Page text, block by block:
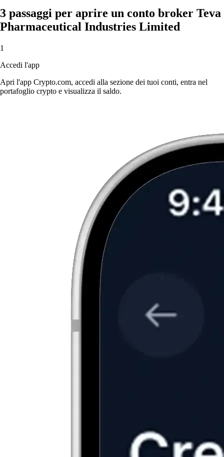
3 passaggi per aprire un conto broker Teva
Pharmaceutical Industries Limited
1
Accedi l'app
Apri l'app Crypto.com, accedi alla sezione dei tuoi conti, entra nel
portafoglio crypto e visualizza il saldo.